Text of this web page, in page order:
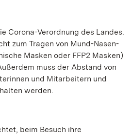
Corona-Verordnung des Landes.
zum Tragen von Mund-Nasen-
Masken oder FFP2 Masken)
muss der Abstand von
und Mitarbeitern und
werden.
beim Besuch ihre